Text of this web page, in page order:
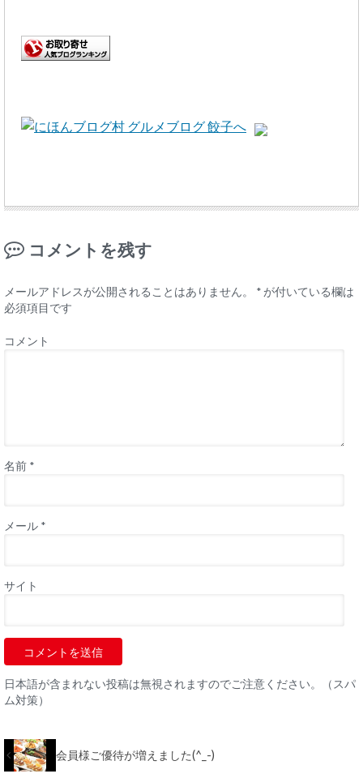
コメントを残す
メールアドレスが公開されることはありません。 * が付いている欄は
必須項目です
コメント
名前 *
メール *
サイト
日本語が含まれない投稿は無視されますのでご注意ください。（スパ
ム対策）
会員様ご優待が増えました(^_-)